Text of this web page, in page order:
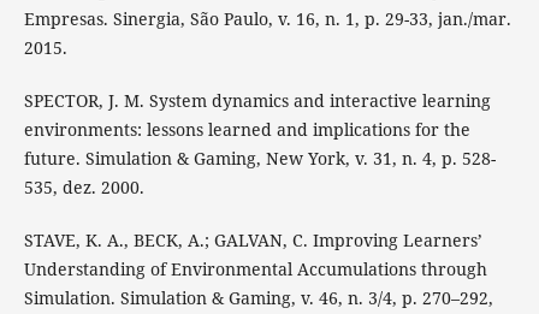
Empresas. Sinergia, São Paulo, v. 16, n. 1, p. 29-33, jan./mar.
2015.
SPECTOR, J. M. System dynamics and interactive learning
environments: lessons learned and implications for the
future. Simulation & Gaming, New York, v. 31, n. 4, p. 528-
535, dez. 2000.
STAVE, K. A., BECK, A.; GALVAN, C. Improving Learners’
Understanding of Environmental Accumulations through
Simulation. Simulation & Gaming, v. 46, n. 3/4, p. 270–292,